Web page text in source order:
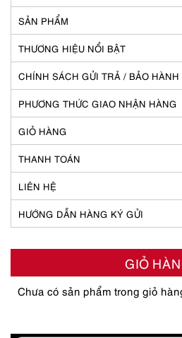
SẢN PHẨM
THƯƠNG HIỆU NỔI BẬT
CHÍNH SÁCH GỬI TRẢ / BẢO HÀNH
PHƯƠNG THỨC GIAO NHẬN HÀNG
GIỎ HÀNG
THANH TOÁN
LIÊN HỆ
HƯỚNG DẪN HÀNG KÝ GỬI
GIỎ
Chưa có sản phẩm trong giỏ